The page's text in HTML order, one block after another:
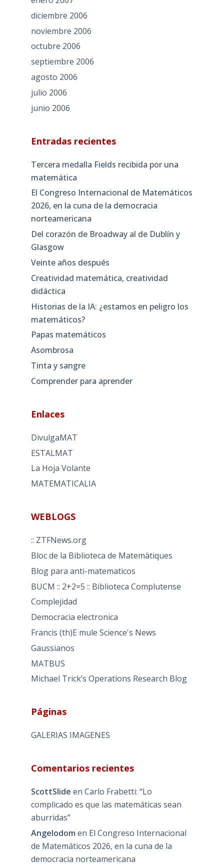
diciembre 2006
noviembre 2006
octubre 2006
septiembre 2006
agosto 2006
julio 2006
junio 2006
Entradas recientes
Tercera medalla Fields recibida por una
matemática
El Congreso Internacional de Matemáticos
2026, en la cuna de la democracia
norteamericana
Del corazón de Broadway al de Dublín y
Glasgow
Veinte años después
Creatividad matemática, creatividad
didáctica
Historias de la IA: ¿estamos en peligro los
matemáticos?
Papas matemáticos
Asombrosa
Tinta y sangre
Comprender para aprender
Enlaces
DivulgaMAT
ESTALMAT
La Hoja Volante
MATEMATICALIA
WEBLOGS
:: ZTFNews.org
Bloc de la Biblioteca de Matemàtiques
Blog para anti-matematicos
BUCM :: 2+2=5 :: Biblioteca Complutense
Complejidad
Democracia electronica
Francis (th)E mule Science's News
Gaussianos
MATBUS
Michael Trick’s Operations Research Blog
Páginas
GALERIAS IMAGENES
Comentarios recientes
ScottSlide en Carlo Frabetti: “Lo
complicado es que las matemáticas sean
aburridas”
Angelodom en El Congreso Internacional
de Matemáticos 2026, en la cuna de la
democracia norteamericana